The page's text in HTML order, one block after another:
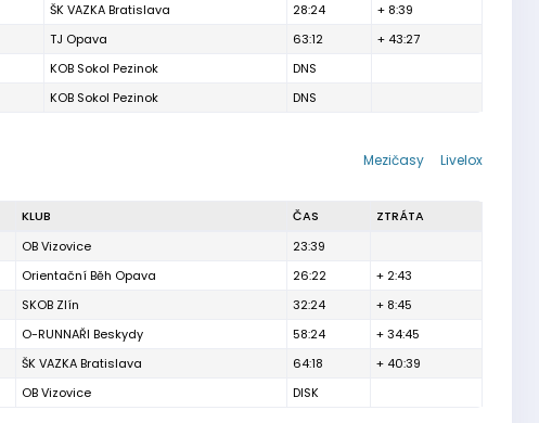
ŠK VAZKA Bratislava 28:24
+ 8:39
TJ Opava 63:12
+ 43:27
KOB Sokol Pezinok
DNS
KOB Sokol Pezinok DNS
Livelox
Mezičasy
KLUB ČAS
ZTRÁTA
OB Vizovice
23:39
Orientační Běh Opava 26:22
+ 2:43
SKOB Zlín 32:24
+ 8:45
O-RUNNAŘI Beskydy 58:24
+ 34:45
ŠK VAZKA Bratislava 64:18
+ 40:39
OB Vizovice DISK